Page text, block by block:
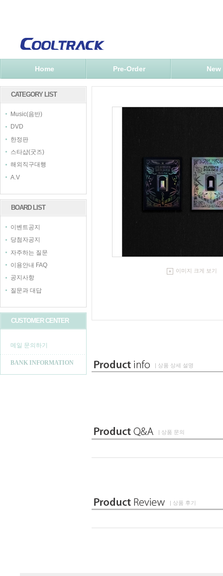
Home Pre-Order New
CATEGORY LIST
Music(음반)
DVD
한정판
스타샵(굿즈)
해외직구대행
A.V
BOARD LIST
이벤트공지
당첨자공지
자주하는 질문
이용안내 FAQ
공지사항
질문과 대답
CUSTOMER CENTER
메일 문의하기
BANK INFORMATION
이미지 크게 보기
| 상품 상세 설명
| 상품 문의
| 상품 후기